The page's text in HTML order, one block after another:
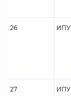
26 ИПУ
27 ИПУ